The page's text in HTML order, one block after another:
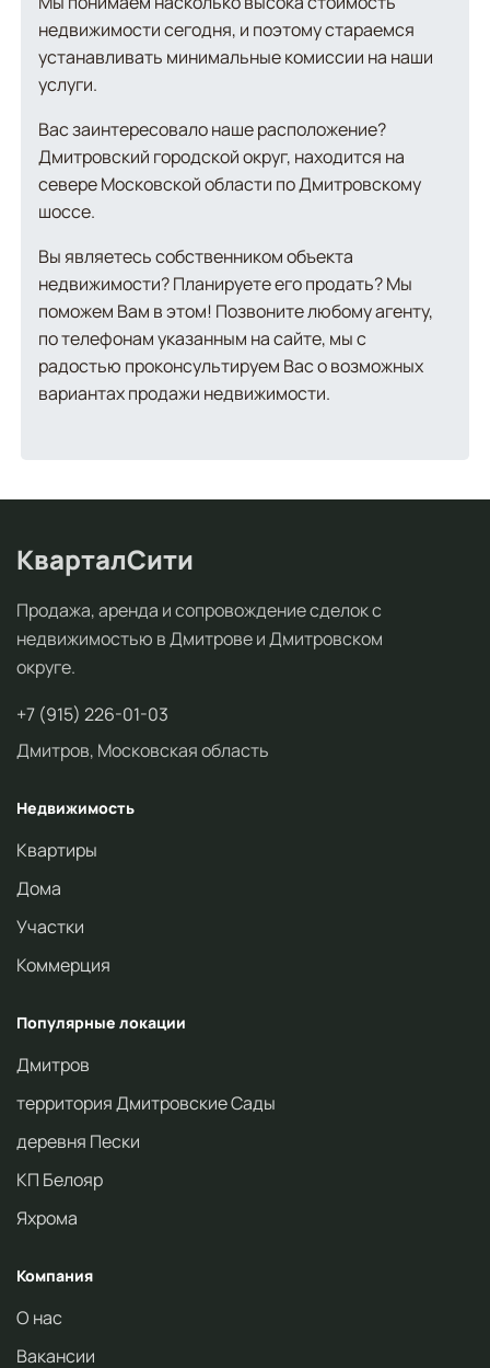
недвижимости сегодня, и поэтому стараемся
устанавливать минимальные комиссии на наши
услуги.
Вас заинтересовало наше расположение?
Дмитровский городской округ, находится на
севере Московской области по Дмитровскому
шоссе.
Вы являетесь собственником объекта
недвижимости? Планируете его продать? Мы
поможем Вам в этом! Позвоните любому агенту,
по телефонам указанным на сайте, мы с
радостью проконсультируем Вас о возможных
вариантах продажи недвижимости.
КварталСити
Продажа, аренда и сопровождение сделок с
недвижимостью в Дмитрове и Дмитровском
округе.
+7 (915) 226-01-03
Дмитров, Московская область
Недвижимость
Квартиры
Дома
Участки
Коммерция
Популярные локации
Дмитров
территория Дмитровские Сады
деревня Пески
КП Белояр
Яхрома
Компания
О нас
Вакансии